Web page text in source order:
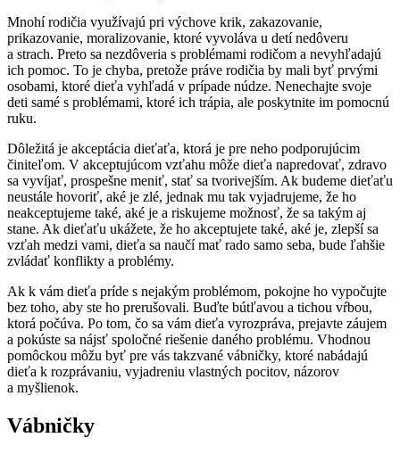
Mnohí rodičia využívajú pri výchove krik, zakazovanie,
prikazovanie, moralizovanie, ktoré vyvoláva u detí nedôveru
a strach. Preto sa nezdôveria s problémami rodičom a nevyhľadajú
ich pomoc. To je chyba, pretože práve rodičia by mali byť prvými
osobami, ktoré dieťa vyhľadá v prípade núdze. Nenechajte svoje
deti samé s problémami, ktoré ich trápia, ale poskytnite im pomocnú
ruku.
Dôležitá je akceptácia dieťaťa, ktorá je pre neho podporujúcim
činiteľom. V akceptujúcom vzťahu môže dieťa napredovať, zdravo
sa vyvíjať, prospešne meniť, stať sa tvorivejším. Ak budeme dieťaťu
neustále hovoriť, aké je zlé, jednak mu tak vyjadrujeme, že ho
neakceptujeme také, aké je a riskujeme možnosť, že sa takým aj
stane. Ak dieťaťu ukážete, že ho akceptujete také, aké je, zlepší sa
vzťah medzi vami, dieťa sa naučí mať rado samo seba, bude ľahšie
zvládať konflikty a problémy.
Ak k vám dieťa príde s nejakým problémom, pokojne ho vypočujte
bez toho, aby ste ho prerušovali. Buďte bútľavou a tichou vŕbou,
ktorá počúva. Po tom, čo sa vám dieťa vyrozpráva, prejavte záujem
a pokúste sa nájsť spoločné riešenie daného problému. Vhodnou
pomôckou môžu byť pre vás takzvané vábničky, ktoré nabádajú
dieťa k rozprávaniu, vyjadreniu vlastných pocitov, názorov
a myšlienok.
Vábničky